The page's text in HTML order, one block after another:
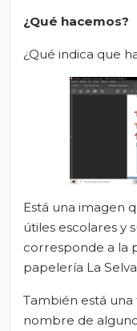
¿Qué hacemos?
¿Qué indica que
Está una imagen
útiles escolares y
corresponde a la
papelería La
También está
nombre de